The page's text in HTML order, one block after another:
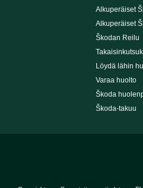
Alkuperäiset
Alkuperäiset
Škodan Reilu
Löydä lähin
Varaa huolto
Škoda
Škoda-takuu